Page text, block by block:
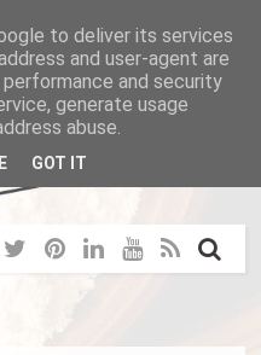
to deliver its services
and user-agent are
and security
generate usage
abuse.
GOT IT